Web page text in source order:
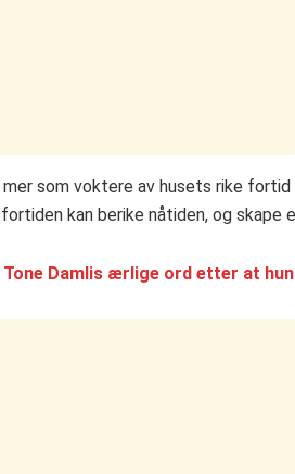
som voktere av husets rike
kan berike nåtiden, og skape
Damlis ærlige ord etter at